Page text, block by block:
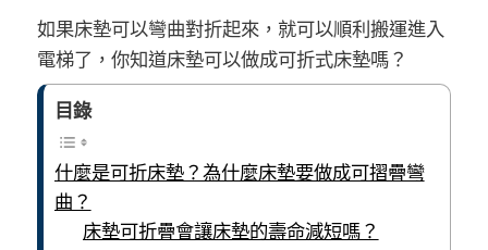
如果床墊可以彎曲對折起來，就可以順利搬運進入
電梯了，你知道床墊可以做成可折式床墊嗎？
目錄
什麼是可折床墊？為什麼床墊要做成可摺疊彎
曲？
床墊可折疊會讓床墊的壽命減短嗎？